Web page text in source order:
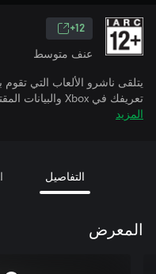
12+
عنف متوسط
يتلقى ناشرو الألعاب التي
تعريفك في Xbox والبيانات المقترنة بينما تمارس الألعاب.
المزيد
التفاصيل
المعرض